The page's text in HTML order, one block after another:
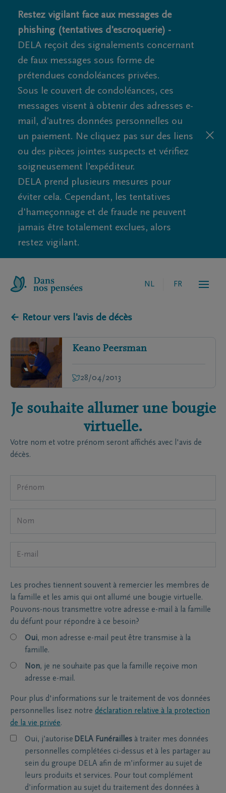
Restez vigilant face aux messages de
phishing (tentatives d'escroquerie) -
DELA reçoit des signalements concernant
de faux messages sous forme de
prétendues condoléances privées.
Sous le couvert de condoléances, ces
messages visent à obtenir des adresses e-
mail, d'autres données personnelles ou
un paiement. Ne cliquez pas sur des liens
ou des pièces jointes suspects et vérifiez
soigneusement l'expéditeur.
DELA prend plusieurs mesures pour
éviter cela. Cependant, les tentatives
d'hameçonnage et de fraude ne peuvent
jamais être totalement exclues, alors
restez vigilant.
NL FR
← Retour vers l'avis de décès
Keano Peersman
28/04/2013
Je souhaite allumer une bougie
virtuelle.
Votre nom et votre prénom seront affichés avec l'avis de
décès.
Les proches tiennent souvent à remercier les membres de
la famille et les amis qui ont allumé une bougie virtuelle.
Pouvons-nous transmettre votre adresse e-mail à la famille
du défunt pour répondre à ce besoin?
Oui, mon adresse e-mail peut être transmise à la
famille.
Non, je ne souhaite pas que la famille reçoive mon
adresse e-mail.
Pour plus d'informations sur le traitement de vos données
personnelles lisez notre déclaration relative à la protection
de la vie privée.
Oui, j’autorise DELA Funérailles à traiter mes données
personnelles complétées ci-dessus et à les partager au
sein du groupe DELA afin de m’informer au sujet de
leurs produits et services. Pour tout complément
d’information au sujet du traitement des données à